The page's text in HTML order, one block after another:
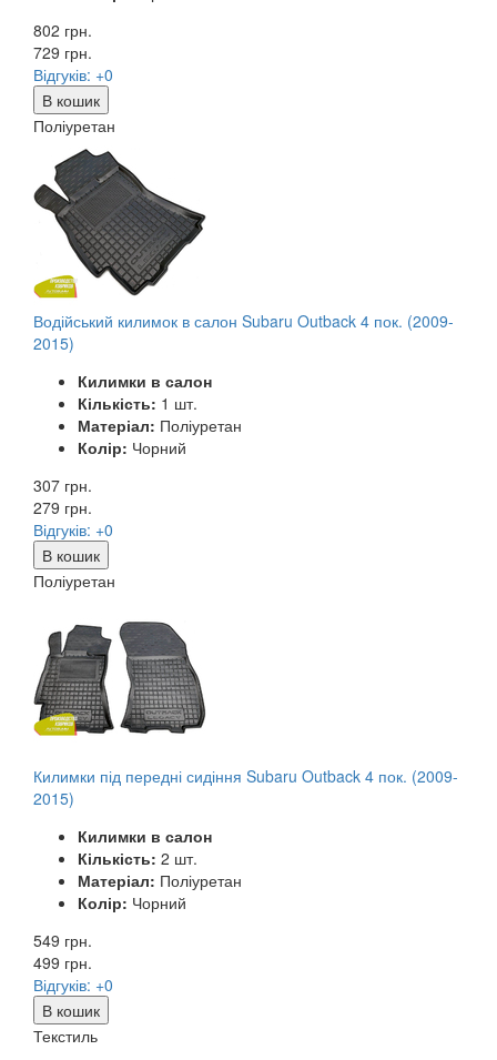
802 грн.
729 грн.
Відгуків: +0
В кошик
Поліуретан
Водійський килимок в салон Subaru Outback 4 пок. (2009-
2015)
Килимки в салон
Кількість: 1 шт.
Матеріал: Поліуретан
Колір: Чорний
307 грн.
279 грн.
Відгуків: +0
В кошик
Поліуретан
Килимки під передні сидіння Subaru Outback 4 пок. (2009-
2015)
Килимки в салон
Кількість: 2 шт.
Матеріал: Поліуретан
Колір: Чорний
549 грн.
499 грн.
Відгуків: +0
В кошик
Текстиль